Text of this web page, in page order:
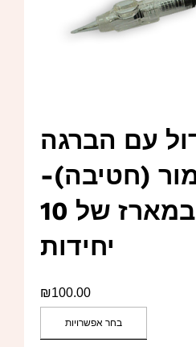
עם הברגה
(חטיבה)-
לרכישה במארז של 10
יחידות
₪100.00
בחר אפשרויות